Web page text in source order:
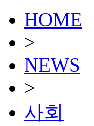
HOME
>
NEWS
>
사회